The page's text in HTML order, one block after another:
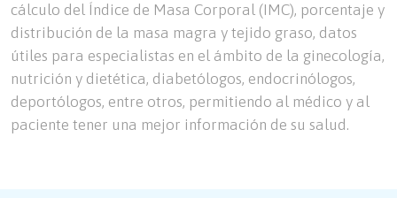
cálculo del Índice de Masa Corporal (IMC), porcentaje y
distribución de la masa magra y tejido graso, datos
útiles para especialistas en el ámbito de la ginecología,
nutrición y dietética, diabetólogos, endocrinólogos,
deportólogos, entre otros, permitiendo al médico y al
paciente tener una mejor información de su salud.